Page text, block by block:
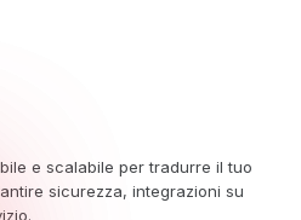
e scalabile per tradurre il tuo
sicurezza, integrazioni su